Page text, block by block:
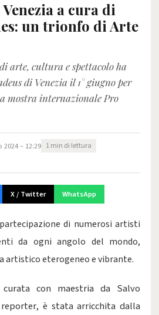
a cura di
un trionfo di Arte
arte, cultura e spettacolo ha
di Venezia il 1° giugno per
mostra internazionale Pro
2024 – 12:29 1 min di lettura
X / Twitter WhatsApp
di numerosi artisti
da ogni angolo del mondo,
artistico eterogeneo e vibrante.
curata con maestria da Salvo
è stata arricchita dalla